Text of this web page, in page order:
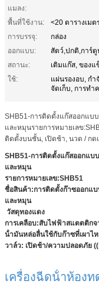
แมลง:
พื้นที่ใช้งาน:
<20 ตารางเมต
การบรรจุ:
กล่อง
ออกแบบ:
สัตว์,ปกติ,การ์
สถานะ:
เติมแก๊ส, ของแ
ใช้:
แผ่นรองอบ, กำ
จัดเก็บ, การทำ
SHB51-การติดตั้งแก๊สออกแบ
และหมุนรายการหมายเลข
ติดตั้งบนชั้น, เปิดช้า, นวด / ก
SHB51-การติดตั้งแก๊สออกแบ
และหมุน
รายการหมายเลข:SHB51
ชื่อสินค้า:การติดตั้งก๊าซออกแ
และหมุน
วัสดุทองแดง
การเคลือบ:สับไฟฟ้าสแตตติกจ
น้ํามันหล่อลื่นใช้กับก๊าซที่เผาไ
วาล์ว: เปิดช้า/ความปลอดภัย
เครื่องฉีดน้ําห้องท